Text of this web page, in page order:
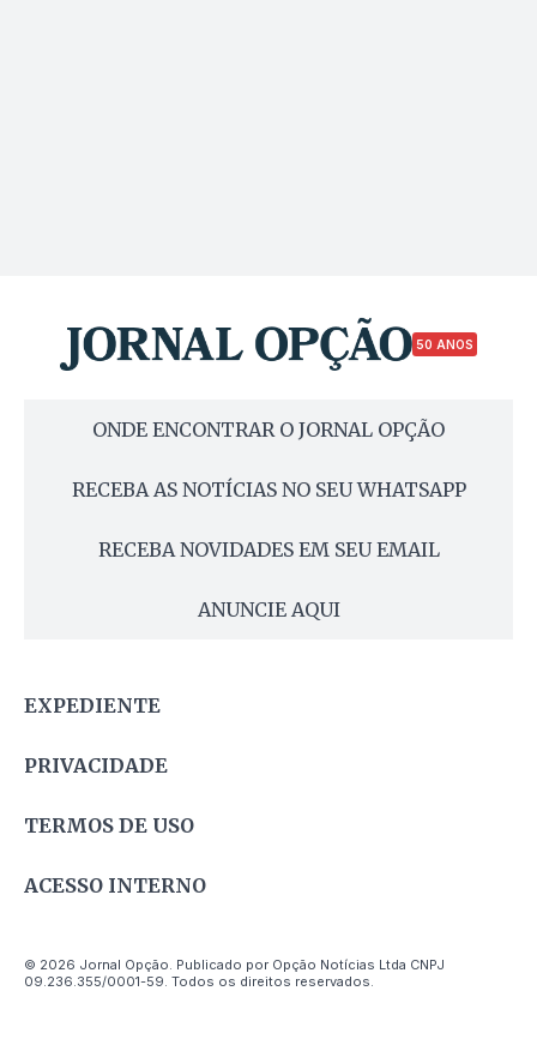
50 ANOS
ONDE ENCONTRAR O JORNAL OPÇÃO
RECEBA AS NOTÍCIAS NO SEU WHATSAPP
RECEBA NOVIDADES EM SEU EMAIL
ANUNCIE AQUI
EXPEDIENTE
PRIVACIDADE
TERMOS DE USO
ACESSO INTERNO
© 2026 Jornal Opção. Publicado por Opção Notícias Ltda CNPJ
09.236.355/0001-59. Todos os direitos reservados.